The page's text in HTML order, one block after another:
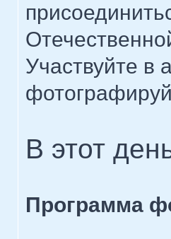
Участвуйте в
В этот
Программа